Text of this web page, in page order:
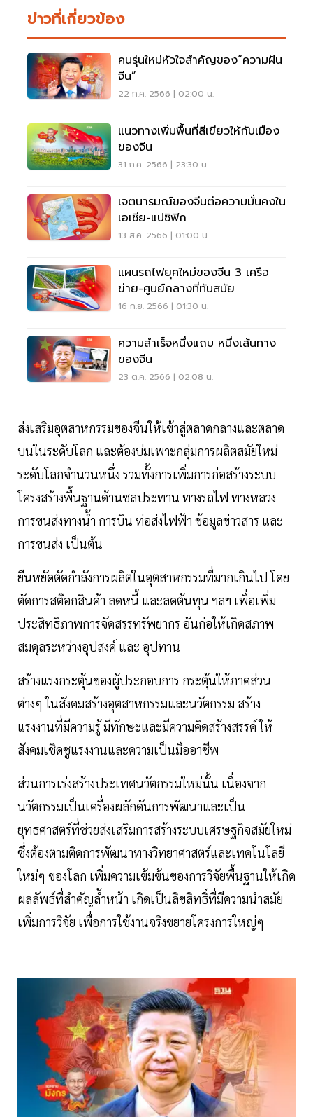
ข่าวที่เกี่ยวข้อง
คนรุ่นใหม่หัวใจสำคัญของ“ความฝัน
จีน”
22 ก.ค. 2566 | 02:00 น.
แนวทางเพิ่มพื้นที่สีเขียวให้กับเมือง
ของจีน
31 ก.ค. 2566 | 23:30 น.
เจตนารมณ์ของจีนต่อความมั่นคงใน
เอเชีย-แปซิฟิก
13 ส.ค. 2566 | 01:00 น.
แผนรถไฟยุคใหม่ของจีน 3 เครือ
ข่าย-ศูนย์กลางที่ทันสมัย
16 ก.ย. 2566 | 01:30 น.
ความสำเร็จหนึ่งแถบ หนึ่งเส้นทาง
ของจีน
23 ต.ค. 2566 | 02:08 น.
ส่งเสริมอุตสาหกรรมของจีนให้เข้าสู่ตลาดกลางและตลาด
บนในระดับโลก และต้องบ่มเพาะกลุ่มการผลิตสมัยใหม่
ระดับโลกจำนวนหนึ่ง รวมทั้งการเพิ่มการก่อสร้างระบบ
โครงสร้างพื้นฐานด้านชลประทาน ทางรถไฟ ทางหลวง
การขนส่งทางน้ำ การบิน ท่อส่งไฟฟ้า ข้อมูลข่าวสาร และ
การขนส่ง เป็นต้น
ยืนหยัดตัดกำลังการผลิตในอุตสาหกรรมที่มากเกินไป โดย
ตัดการสต๊อกสินค้า ลดหนี้ และลดต้นทุน ฯลฯ เพื่อเพิ่ม
ประสิทธิภาพการจัดสรรทรัพยากร อันก่อให้เกิดสภาพ
สมดุลระหว่างอุปสงค์ และ อุปทาน
สร้างแรงกระตุ้นของผู้ประกอบการ กระตุ้นให้ภาคส่วน
ต่างๆ ในสังคมสร้างอุตสาหกรรมและนวัตกรรม สร้าง
แรงงานที่มีความรู้ มีทักษะและมีความคิดสร้างสรรค์ ให้
สังคมเชิดชูแรงงานและความเป็นมืออาชีพ
ส่วนการเร่งสร้างประเทศนวัตกรรมใหม่นั้น เนื่องจาก
นวัตกรรมเป็นเครื่องผลักดันการพัฒนาและเป็น
ยุทธศาสตร์ที่ช่วยส่งเสริมการสร้างระบบเศรษฐกิจสมัยใหม่
ซึ่งต้องตามติดการพัฒนาทางวิทยาศาสตร์และเทคโนโลยี
ใหม่ๆ ของโลก เพิ่มความเข้มข้นของการวิจัยพื้นฐานให้เกิด
ผลลัพธ์ที่สำคัญล้ำหน้า เกิดเป็นลิขสิทธิ์ที่มีความนำสมัย
เพิ่มการวิจัย เพื่อการใช้งานจริงขยายโครงการใหญ่ๆ